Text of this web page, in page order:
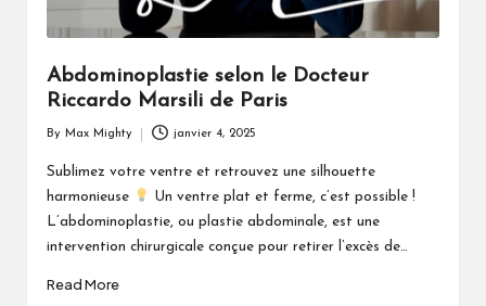
Abdominoplastie selon le Docteur
Riccardo Marsili de Paris
by
By Max Mighty janvier 4, 2025
Sublimez votre ventre et retrouvez une silhouette
harmonieuse
Un ventre plat et ferme, c’est possible !
L’abdominoplastie, ou plastie abdominale, est une
intervention chirurgicale conçue pour retirer l’excès de…
Read More